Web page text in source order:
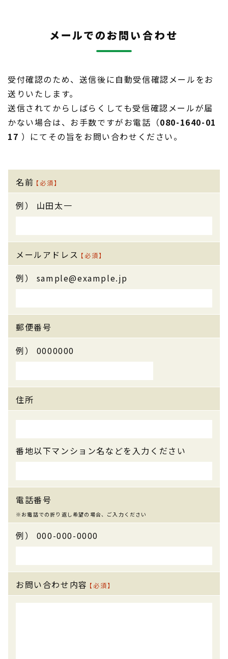
メールでのお問い合わせ
受付確認のため、送信後に自動受信確認メールをお
送りいたします。
送信されてからしばらくしても受信確認メールが届
かない場合は、お手数ですがお電話（080-1640-01
17 ）にてその旨をお問い合わせください。
名前【必須】
例） 山田太一
メールアドレス【必須】
例） sample@example.jp
郵便番号
例） 0000000
住所
番地以下マンション名などを入力ください
電話番号
例） 000-000-0000
お問い合わせ内容【必須】